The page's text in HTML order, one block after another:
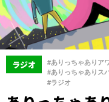
ラジオ #ありっちゃありア
#ありっちゃありス
#ラジオ